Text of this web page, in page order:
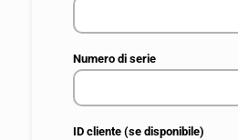
Numero di serie
ID cliente (se disponibile)